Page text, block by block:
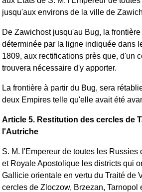
jusqu'aux environs de la ville de
De Zawichost jusqu'au Bug, la
déterminée par la ligne indiquée dans
1809, aux rectifications près que, d'un
trouvera nécessaire d'y apporter.
La frontière à partir du Bug, sera
deux Empires telle qu'elle avait été
Article 5. Restitution des cercles de
l'Autriche
S. M. l'Empereur de toutes les Russies
et Royale Apostolique les districts qui
Gallicie orientale en vertu du Traité de
cercles de Zloczow, Brzezan, Tarnopol